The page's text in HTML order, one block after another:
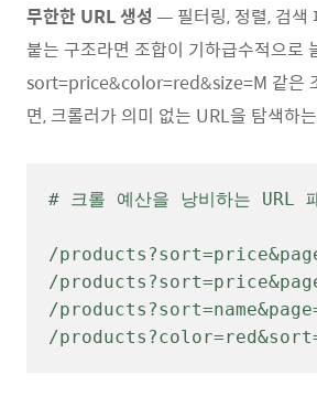
무한한 URL 생성 — 필터링, 정렬, 검색
붙는 구조라면 조합이 기하급수적으로
sort=price&color=red&size=M 같은
면, 크롤러가 의미 없는 URL을 탐색하
# 크롤 예산을 낭비하는 URL
/
/
/
/